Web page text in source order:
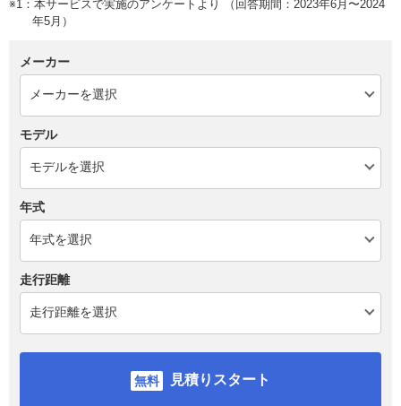
※1：本サービスで実施のアンケートより （回答期間：2023年6月〜2024
年5月）
メーカー
モデル
年式
走行距離
見積りスタート